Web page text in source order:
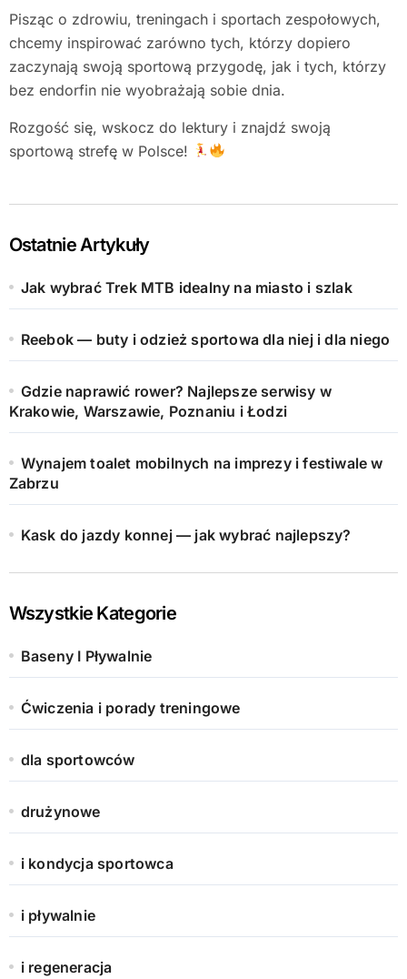
Pisząc o zdrowiu, treningach i sportach zespołowych,
chcemy inspirować zarówno tych, którzy dopiero
zaczynają swoją sportową przygodę, jak i tych, którzy
bez endorfin nie wyobrażają sobie dnia.
Rozgość się, wskocz do lektury i znajdź swoją
sportową strefę w Polsce!
Ostatnie Artykuły
Jak wybrać Trek MTB idealny na miasto i szlak
Reebok — buty i odzież sportowa dla niej i dla niego
Gdzie naprawić rower? Najlepsze serwisy w
Krakowie, Warszawie, Poznaniu i Łodzi
Wynajem toalet mobilnych na imprezy i festiwale w
Zabrzu
Kask do jazdy konnej — jak wybrać najlepszy?
Wszystkie Kategorie
Baseny I Pływalnie
Ćwiczenia i porady treningowe
dla sportowców
drużynowe
i kondycja sportowca
i pływalnie
i regeneracja